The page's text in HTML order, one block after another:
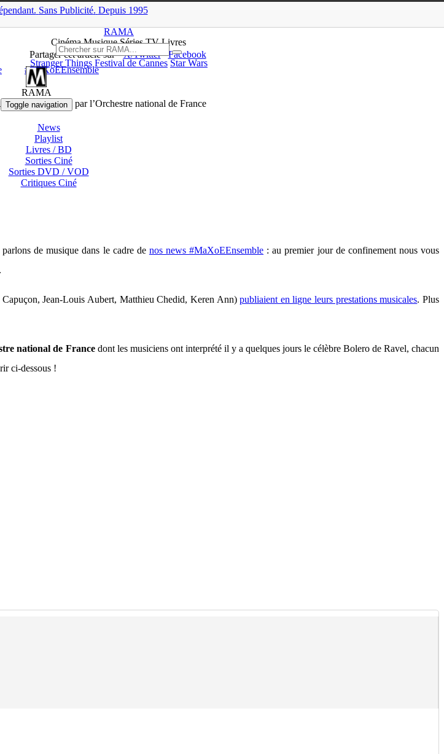
Sans Publicité. Depuis 1995
RAMA
CinémaMusique SériesTVLivres
Stranger Things Festival de Cannes Star Wars
RAMA
Toggle navigation
News
Playlist
Livres / BD
Sorties Ciné
Sorties DVD / VOD
CritiquesCiné
▲
Partager cet article sur X/Twitter
Facebook
#MaXoEEnsemble
Bolero de Ravel par l’Orchestre national de France
de musique dans le cadre de nos news #MaXoEEnsemble : au premier jour de confinement nous vous
Jean-Louis Aubert, Matthieu Chedid, Keren Ann)publiaient en ligne leurs prestations musicales. Plus
national de Francedont les musiciens ont interprété il y a quelques jours le célèbre Bolero de Ravel, chacun
ci-dessous !